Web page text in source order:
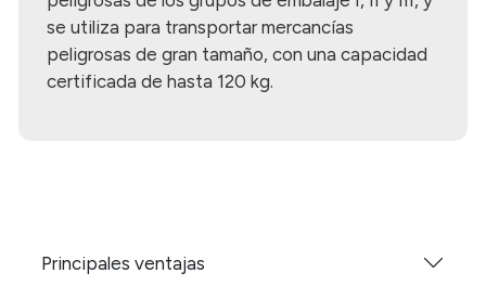
se utiliza para transportar mercancías
peligrosas de gran tamaño, con una capacidad
certificada de hasta 120 kg.
Principales ventajas